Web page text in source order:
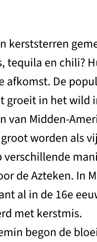
kerststerren
tequila en chili?
afkomst. De
groeit in het wild
van Midden-
worden als
verschillende
de Azteken. In
al in de 16e
met kerstmis.
begon de